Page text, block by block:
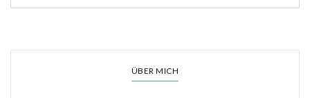
ÜBER MICH